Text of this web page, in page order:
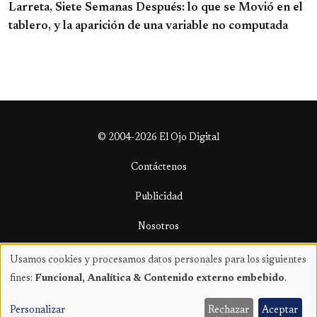
Larreta, Siete Semanas Después: lo que se Movió en el
tablero, y la aparición de una variable no computada
© 2004-2026 El Ojo Digital
Contáctenos
Publicidad
Nosotros
Términos y condiciones
Uso
datos
Usamos cookies y procesamos datos personales para los siguientes
fines: Funcional, Analítica & Contenido externo embebido.
Personalizar Rechazar Aceptar